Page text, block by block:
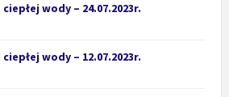
wody – 24.07.2023r.
wody – 12.07.2023r.